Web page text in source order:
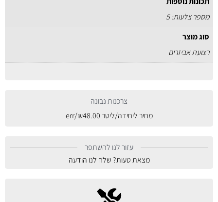
מספר צלעות: 5
סוג מוצר
רצועת אביזרים
צרכנות נבונה
מחיר ליחידה/ליטר
₪48.00
/err
עזור לנו להשתפר
מצאת טעות? שלח לנו הודעה